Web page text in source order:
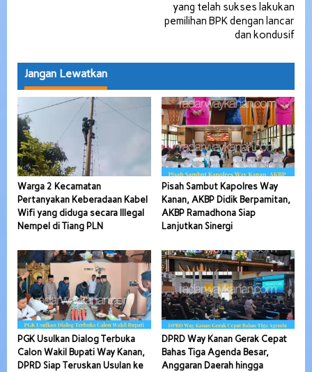
yang telah sukses lakukan
pemilihan BPK dengan lancar
dan kondusif
Jangan Lewatkan
Warga 2 Kecamatan
Pertanyakan Keberadaan Kabel
Wifi yang diduga secara Illegal
Nempel di Tiang PLN
Pisah Sambut Kapolres Way
Kanan, AKBP Didik Berpamitan,
AKBP Ramadhona Siap
Lanjutkan Sinergi
PGK Usulkan Dialog Terbuka
Calon Wakil Bupati Way Kanan,
DPRD Siap Teruskan Usulan ke
DPRD Way Kanan Gerak Cepat
Bahas Tiga Agenda Besar,
Anggaran Daerah hingga